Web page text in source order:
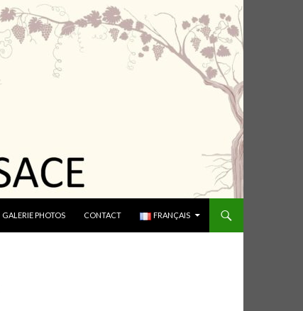
GALERIE PHOTOS CONTACT FRANÇAIS